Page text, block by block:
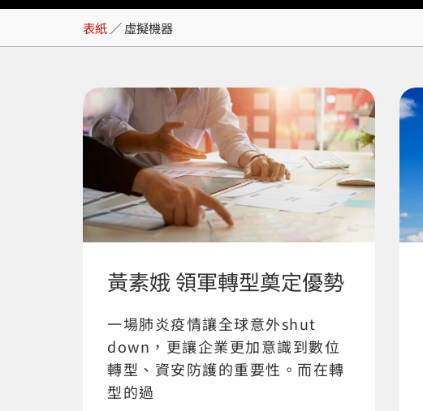
虛擬機器
表紙 ／虛擬機器
黃素娥 領軍轉型奠定優勢
一場肺炎疫情讓全球意外shut
down，更讓企業更加意識到數位
轉型、資安防護的重要性。而在轉
型的過